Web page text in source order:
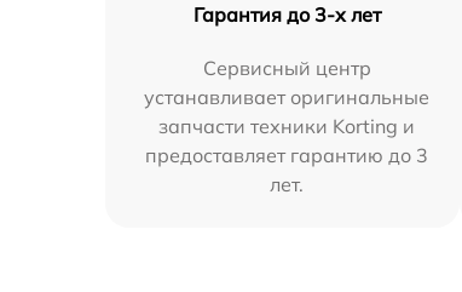
Гарантия до 3-х лет
Сервисный центр
устанавливает оригинальные
запчасти техники Korting и
предоставляет гарантию до 3
лет.